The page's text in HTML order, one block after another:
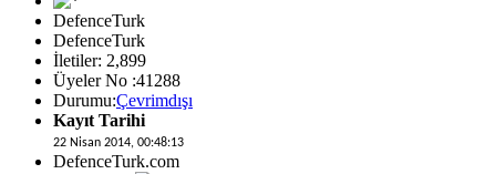
DefenceTurk
DefenceTurk
İletiler: 2,899
Üyeler No :41288
Durumu:Çevrimdışı
Kayıt Tarihi
22 Nisan 2014, 00:48:13
DefenceTurk.com